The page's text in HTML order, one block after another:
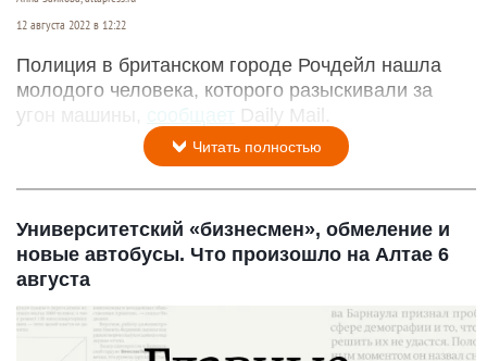
12 августа 2022 в 12:22
Полиция в британском городе Рочдейл нашла
молодого человека, которого разыскивали за
угон машины,
сообщает Daily Mail.
Читать полностью
Университетский «бизнесмен», обмеление и
новые автобусы. Что произошло на Алтае 6
августа